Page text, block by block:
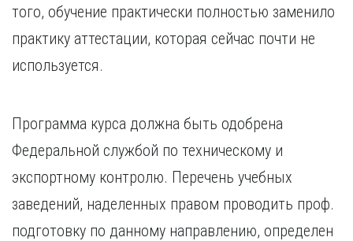
того, обучение практически полностью заменило
практику аттестации, которая сейчас почти не
используется.
Программа курса должна быть одобрена
Федеральной службой по техническому и
экспортному контролю. Перечень учебных
заведений, наделенных правом проводить проф.
подготовку по данному направлению, определен